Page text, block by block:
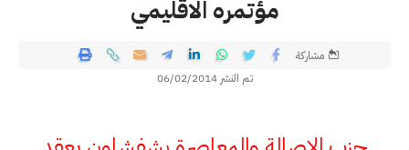
مؤتمره الاقليمي
تم النشر 06/02/2014
مشاركة